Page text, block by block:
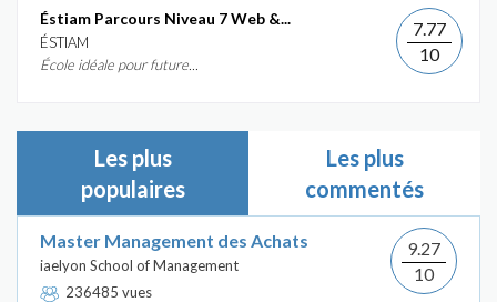
Éstiam Parcours Niveau 7 Web &...
ÉSTIAM
École idéale pour future...
7.77
10
Les plus
populaires
Les plus
commentés
Master Management des Achats
iaelyon School of Management
236485 vues
9.27
10